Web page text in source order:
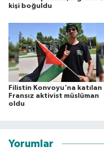
kişi boğuldu
Filistin Konvoyu'na katılan
Fransız aktivist müslüman
oldu
Yorumlar